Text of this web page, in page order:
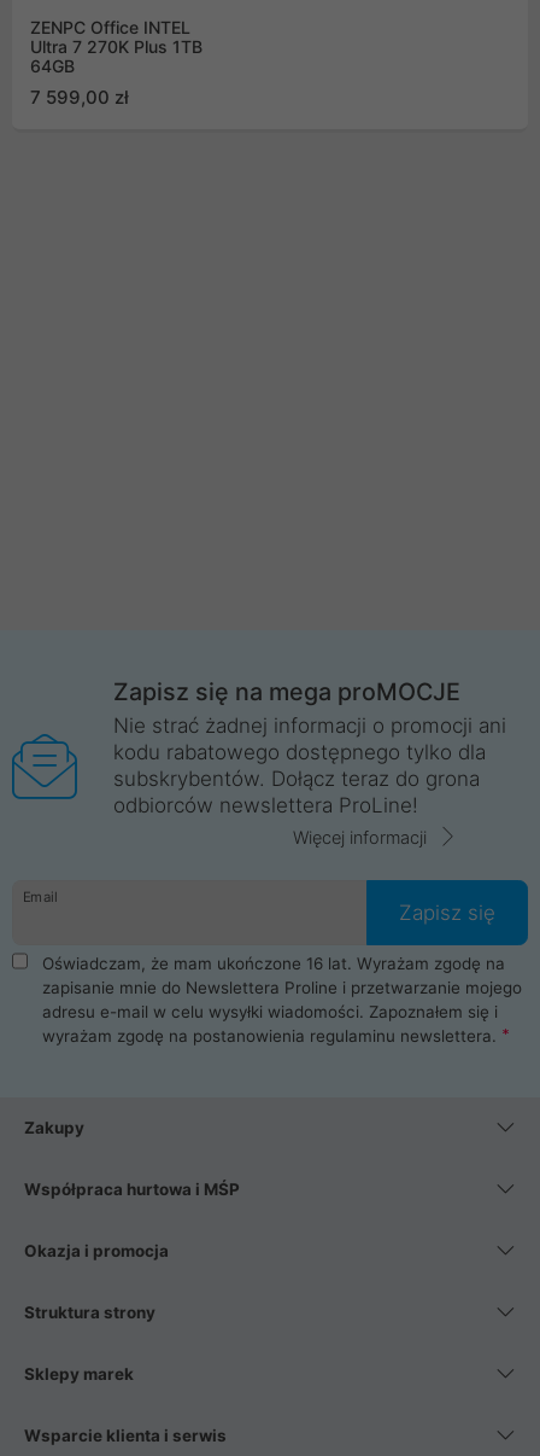
ZENPC Office INTEL
Ultra 7 270K Plus 1TB
64GB
7 599,00 zł
Zapisz się na mega proMOCJE
Nie strać żadnej informacji o promocji ani
kodu rabatowego dostępnego tylko dla
subskrybentów. Dołącz teraz do grona
odbiorców newslettera ProLine!
Więcej informacji
Email
Zapisz się
Oświadczam, że mam ukończone 16 lat. Wyrażam zgodę na
zapisanie mnie do Newslettera Proline i przetwarzanie mojego
adresu e-mail w celu wysyłki wiadomości. Zapoznałem się i
wyrażam zgodę na postanowienia regulaminu newslettera.
Zakupy
Współpraca hurtowa i MŚP
Okazja i promocja
Struktura strony
Sklepy marek
Wsparcie klienta i serwis